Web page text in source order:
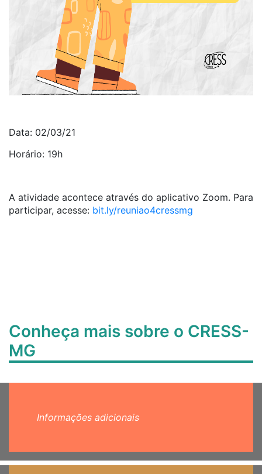
Data: 02/03/21
Horário: 19h
A atividade acontece através do aplicativo Zoom. Para
participar, acesse: bit.ly/reuniao4cressmg
Conheça mais sobre o CRESS-
MG
Informações adicionais